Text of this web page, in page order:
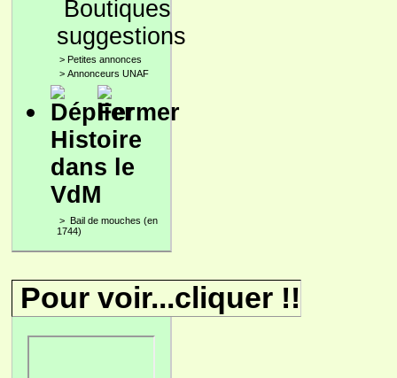
Boutiques
suggestions
> Petites annonces
> Annonceurs UNAF
Histoire
dans le
VdM
> Bail de mouches (en
1744)
Pour voir...cliquer !!